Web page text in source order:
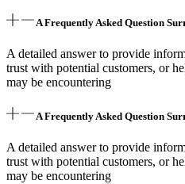
A Frequently Asked Question
A detailed answer to provide
trust with potential customers, or
may be encountering
A Frequently Asked Question
A detailed answer to provide
trust with potential customers, or
may be encountering